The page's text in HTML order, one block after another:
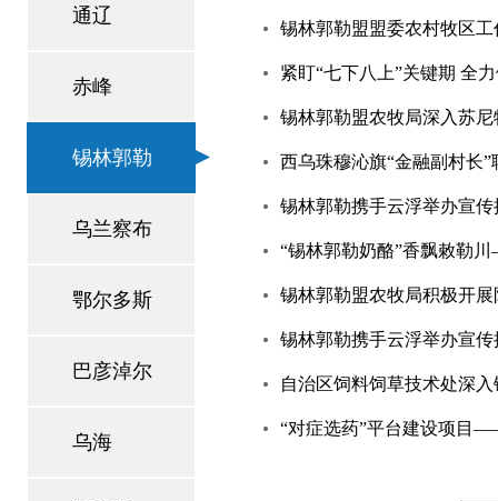
通辽
赤峰
锡林郭勒
乌兰察布
鄂尔多斯
巴彦淖尔
乌海
锡林郭勒盟盟委农村牧区
紧盯“七下八上”关键期 全
锡林郭勒盟农牧局深入苏
西乌珠穆沁旗“金融副村长
锡林郭勒携手云浮举办宣
“锡林郭勒奶酪”香飘敕勒
锡林郭勒盟农牧局积极开
锡林郭勒携手云浮举办宣
自治区饲料饲草技术处深
“对症选药”平台建设项目